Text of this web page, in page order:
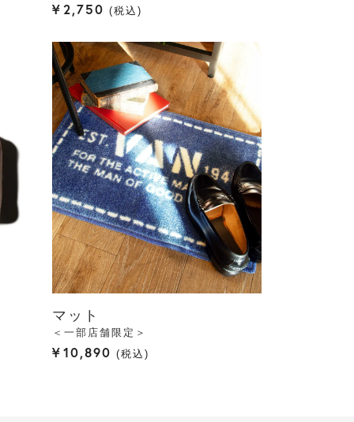
¥2,750 税込
マット
＜一部店舗限定＞
¥10,890 税込